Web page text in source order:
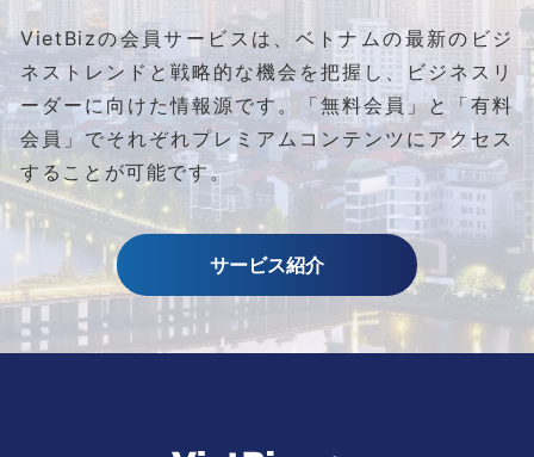
VietBizの会員サービスは、ベトナムの最新のビジ
ネストレンドと戦略的な機会を把握し、ビジネスリ
ーダーに向けた情報源です。
「無料会員」と「有料
会員」でそれぞれプレミアムコンテンツにアクセス
することが可能です。
サービス紹介